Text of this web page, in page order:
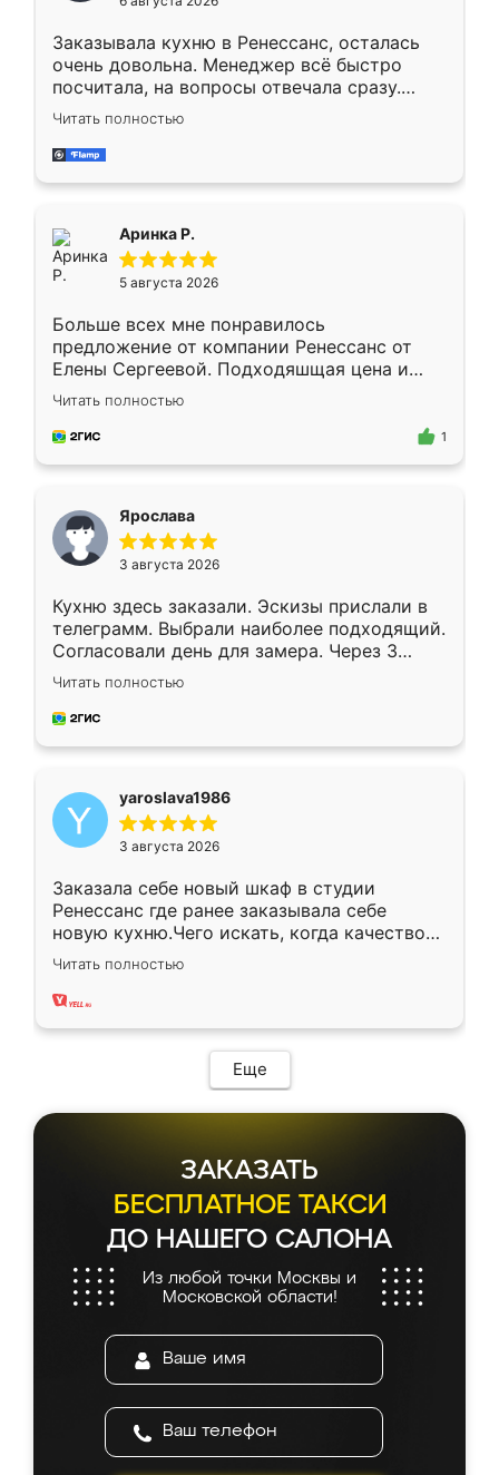
мебели буду заказывать только здесь.
Заказывала кухню в Ренессанс, осталась
очень довольна. Менеджер всё быстро
посчитала, на вопросы отвечала сразу.
Замерщик приехал в субботу, подошёл к
делу со всей ответственностью. Собрали
за день, ребята работали аккуратно, даже
Читать полностью
Аринка Р.
5 августа 2026
Больше всех мне понравилось
предложение от компании Ренессанс от
Елены Сергеевой. Подходяшщая цена и
короткие сроки изготовления. Приехавший
для замера сотрудник Владислав
предложил по моему эскизу самый
Читать полностью
1
Ярослава
3 августа 2026
Кухню здесь заказали. Эскизы прислали в
телеграмм. Выбрали наиболее подходящий.
Согласовали день для замера. Через 3
недели кухня была уже готова. Остались
довольны работой. Спасибо Ренессанс
мебель за качественную работу!
Читать полностью
yaroslava1986
3 августа 2026
Заказала себе новый шкаф в студии
Ренессанс где ранее заказывала себе
новую кухню.Чего искать, когда качеством
вполне довольна. Служит кухня уже почти
два года, нареканий нет.
Читать полностью
Еще
ЗАКАЗАТЬ
БЕСПЛАТНОЕ ТАКСИ
ДО НАШЕГО САЛОНА
Из любой точки Москвы и
Московской области!